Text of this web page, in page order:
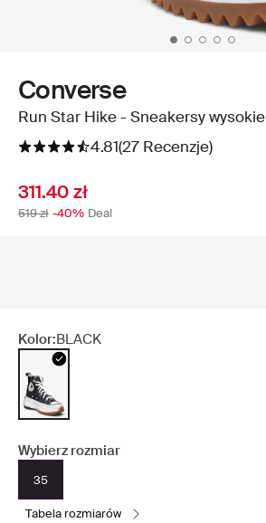
Converse
Run Star Hike - Sneakersy wysokie
4.81(27 Recenzje)
311.40 zł
519 zł -40% Deal
Kolor:BLACK
Wybierz rozmiar
35
tabela rozmiarów